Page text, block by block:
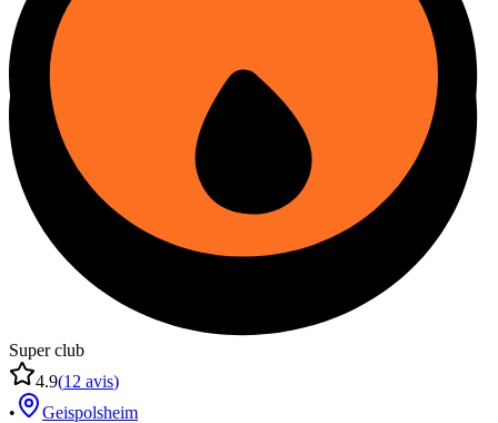
Super club
4.9(12 avis)
•
Geispolsheim